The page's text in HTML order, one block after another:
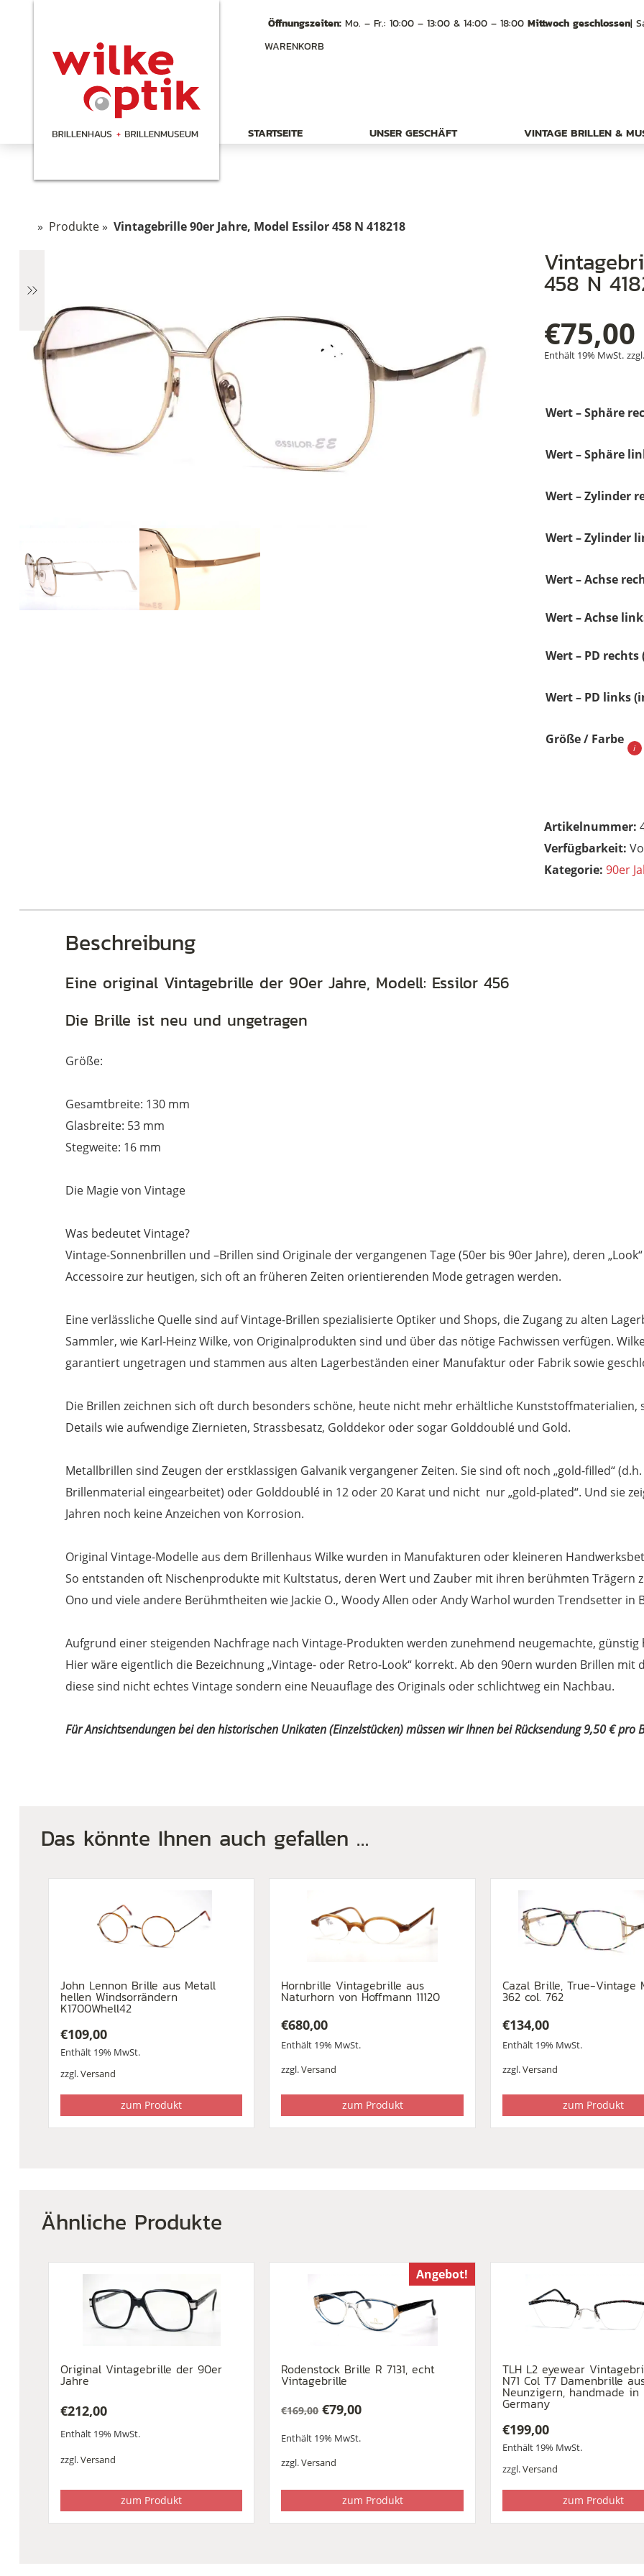
Öffnungszeiten:Mo. – Fr.: 10:00 – 13:00 & 14:00 – 18:00 Mittwoch geschlossen|
WARENKORB
STARTSEITE UNSER GESCHÄFT VINTAGE BRILLEN &
» Produkte» Vintagebrille 90er Jahre, Model Essilor 458 N 418218
Vintagebrille 90er Jahre, Model Essilor
458 N
€75,00
Enthält 19% MwSt. zzgl.
Wert – Sphäre
Wert – Sphäre
Wert – Zylinder
Wert – Zylinder
Wert – Achse
Wert – Achse
Wert – PD
Wert – PD links
Größe / Farbe
Artikelnummer:
Kategorie: 90er
Beschreibung
Eine original Vintagebrille der 90er Jahre, Modell: Essilor 456
Die Brille ist neu und ungetragen
Größe:
Gesamtbreite: 130 mm
Glasbreite: 53 mm
Stegweite: 16 mm
Die Magie von Vintage
Was bedeutet Vintage?
Vintage-Sonnenbrillen und –Brillen sind Originale der vergangenen Tage (50er bis 90er Jahre), deren
Accessoire zur heutigen, sich oft an früheren Zeiten orientierenden Mode getragen werden.
Eine verlässliche Quelle sind auf Vintage-Brillen spezialisierte Optiker und Shops, die Zugang zu alten
Sammler, wie Karl-Heinz Wilke, von Originalprodukten sind und über das nötige Fachwissen verfügen.
garantiert ungetragen und stammen aus alten Lagerbeständen einer Manufaktur oder Fabrik sowie
Die Brillen zeichnen sich oft durch besonders schöne, heute nicht mehr erhältliche
Details wie aufwendige Ziernieten, Strassbesatz, Golddekor oder sogar Golddoublé und Gold.
Metallbrillen sind Zeugen der erstklassigen Galvanik vergangener Zeiten. Sie sind oft noch „gold-filled“
Brillenmaterial eingearbeitet) oder Golddoublé in 12 oder 20 Karat und nicht nur „gold-plated“. Und sie
Jahren noch keine Anzeichen von Korrosion.
Original Vintage-Modelle aus dem Brillenhaus Wilke wurden in Manufakturen oder kleineren
So entstanden oft Nischenprodukte mit Kultstatus, deren Wert und Zauber mit ihren berühmten Trägern
Ono und viele andere Berühmtheiten wie Jackie O., Woody Allen oder Andy Warhol wurden Trendsetter in
Aufgrund einer steigenden Nachfrage nach Vintage-Produkten werden zunehmend neugemachte, günstig
Hier wäre eigentlich die Bezeichnung „Vintage- oder Retro-Look“ korrekt. Ab den 90ern wurden Brillen mit
diese sind nicht echtes Vintage sondern eine Neuauflage des Originals oder schlichtweg ein Nachbau.
Für Ansichtsendungen bei den historischen Unikaten (Einzelstücken) müssen wir Ihnen bei Rücksendung 9,50 € pro
Das könnte Ihnen auch gefallen …
John Lennon Brille aus Metall
hellen Windsorrändern
K1700Whell42
€109,00
Enthält 19% MwSt.
zzgl.Versand
zum Produkt
Hornbrille Vintagebrille aus
Naturhorn von Hoffmann 11120
€680,00
Enthält 19% MwSt.
zzgl.Versand
zum Produkt
Cazal Brille, True-Vintage
362 col. 762
€134,00
Enthält 19% MwSt.
zzgl.Versand
zum Produkt
Ähnliche Produkte
Original Vintagebrille der 90er
Jahre
€212,00
Enthält 19% MwSt.
zzgl.Versand
zum Produkt
Angebot!
Rodenstock Brille R 7131, echt
Vintagebrille
€169,00
Preis
€169,00
€79,00
Preis
€79,00.
Enthält 19% MwSt.
zzgl.Versand
zum Produkt
TLH L2 eyewear
N71 Col T7 Damenbrille
Neunzigern, handmade in
Germany
€199,00
Enthält 19% MwSt.
zzgl.Versand
zum Produkt
€319